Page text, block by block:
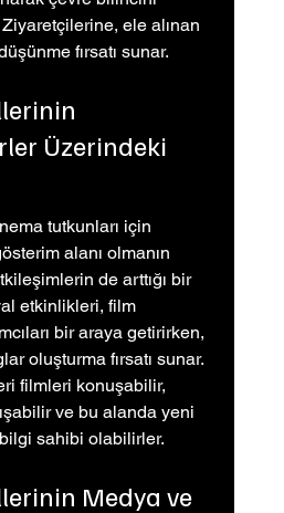
Ziyaretçilerine, ele alınan
fırsatı sunar.
Üzerindeki
tutkunları için
alanı olmanın
de arttığı bir
etkinlikleri, film
bir araya getirirken,
oluşturma fırsatı sunar.
filmleri konuşabilir,
ve bu alanda yeni
sahibi olabilirler.
Medya ve